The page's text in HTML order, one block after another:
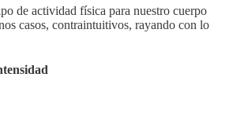
de actividad física para nuestro cuerpo
casos, contraintuitivos, rayando con lo